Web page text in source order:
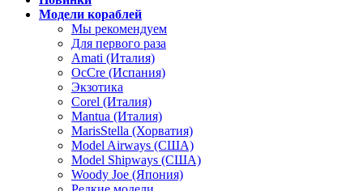
Модели кораблей
Мы рекомендуем
Для первого раза
Amati (Италия)
OcCre (Испания)
Экзотика
Corel (Италия)
Mantua (Италия)
MarisStella (Хорватия)
Model Airways (США)
Model Shipways (США)
Woody Joe (Япония)